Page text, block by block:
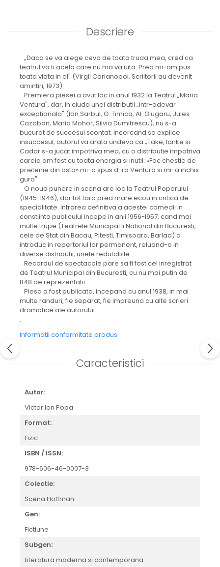
Descriere
„Daca se va alege ceva de toata truda mea, cred ca
teatrul va fi acela care nu ma va uita. Prea mi-am pus
toata viata in el" (Virgil Carianopol, Scriitorii au devenit
amintiri, 1973).
Premiera piesei a avut loc in anul 1932 la Teatrul „Maria
Ventura", dar, in ciuda unei distributii „intr-adevar
exceptionala" (Ion Sarbul, G. Timica, Al. Giugaru, Jules
Cazaban, Maria Mohor, Silvia Dumitrescu), nu s-a
bucurat de succesul scontat. Incercand sa explice
insuccesul, autorul va arata undeva ca „Take, Ianke si
Cadar s-a jucat impotriva mea, cu o distributie impotriva
careia am fost cu toata energia si inutil: «Fac chestie de
prietenie din asta» mi-a spus d-ra Ventura si mi-a inchis
gura".
O noua punere in scena are loc la Teatrul Poporului
(1945-l946), dar tot fara prea mare ecou in critica de
specialitate. Intrarea definitiva a acestei comedii in
constiinta publicului incepe in anii 1956-l957, cand mai
multe trupe (Teatrele Municipal li National din Bucuresti,
cele de Stat din Bacau, Pitesti, Timisoara, Barlad) o
introduc in repertoriul lor permanent, reluand-o in
diverse distributii, unele redutabile.
Recordul de spectacole pare sa fi fost cel inregistrat
de Teatrul Municipal din Bucuresti, cu nu mai putin de
848 de reprezentatii.
Piesa a fost publicata, incepand cu anul 1938, in mai
multe randuri, fie separat, fie impreuna cu alte scrieri
dramatice ale autorului.
.
Informatii conformitate produs
Caracteristici
Autor:
Victor Ion Popa
Format:
Fizic
ISBN / ISSN:
978-606-46-0007-3
Colectie:
Scena Hoffman
Gen:
Fictiune
Subgen:
Literatura moderna si contemporana